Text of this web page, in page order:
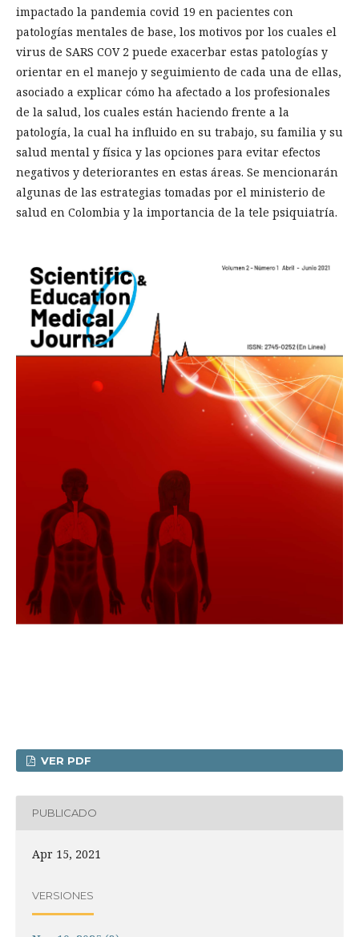
impactado la pandemia covid 19 en pacientes con
patologías mentales de base, los motivos por los cuales el
virus de SARS COV 2 puede exacerbar estas patologías y
orientar en el manejo y seguimiento de cada una de ellas,
asociado a explicar cómo ha afectado a los profesionales
de la salud, los cuales están haciendo frente a la
patología, la cual ha influido en su trabajo, su familia y su
salud mental y física y las opciones para evitar efectos
negativos y deteriorantes en estas áreas. Se mencionarán
algunas de las estrategias tomadas por el ministerio de
salud en Colombia y la importancia de la tele psiquiatría.
VER PDF
PUBLICADO
Apr 15, 2021
VERSIONES